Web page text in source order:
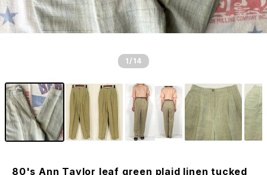
1 /14
80's Ann Taylor leaf green plaid linen tucked